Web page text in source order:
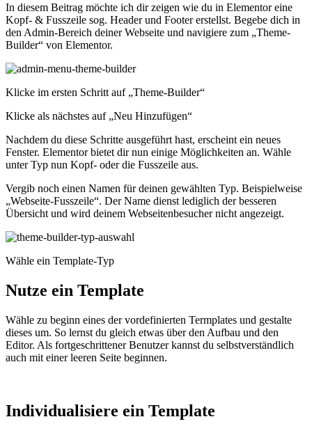
In diesem Beitrag möchte ich dir zeigen wie du in Elementor eine
Kopf- & Fusszeile sog. Header und Footer erstellst. Begebe dich in
den Admin-Bereich deiner Webseite und navigiere zum „Theme-
Builder“ von Elementor.
Klicke im ersten Schritt auf „Theme-Builder“
Klicke als nächstes auf „Neu Hinzufügen“
Nachdem du diese Schritte ausgeführt hast, erscheint ein neues
Fenster. Elementor bietet dir nun einige Möglichkeiten an. Wähle
unter Typ nun Kopf- oder die Fusszeile aus.
Vergib noch einen Namen für deinen gewählten Typ. Beispielweise
„Webseite-Fusszeile“. Der Name dienst lediglich der besseren
Übersicht und wird deinem Webseitenbesucher nicht angezeigt.
Wähle ein Template-Typ
Nutze ein Template
Wähle zu beginn eines der vordefinierten Termplates und gestalte
dieses um. So lernst du gleich etwas über den Aufbau und den
Editor. Als fortgeschrittener Benutzer kannst du selbstverständlich
auch mit einer leeren Seite beginnen.
Individualisiere ein Template